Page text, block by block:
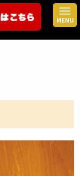
MENU